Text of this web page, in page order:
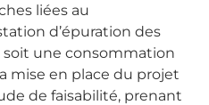
liées au
d’épuration des
soit une consommation
mise en place du projet
de faisabilité, prenant